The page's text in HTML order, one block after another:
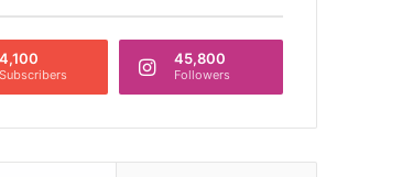
4,100
Subscribers
45,800
Followers